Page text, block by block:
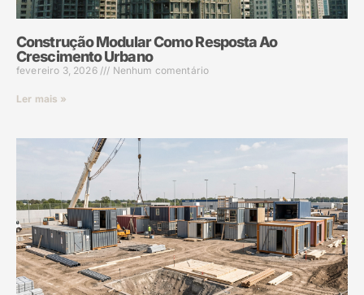
Construção Modular Como Resposta Ao
Crescimento Urbano
fevereiro 3, 2026 Nenhum comentário
Ler mais »